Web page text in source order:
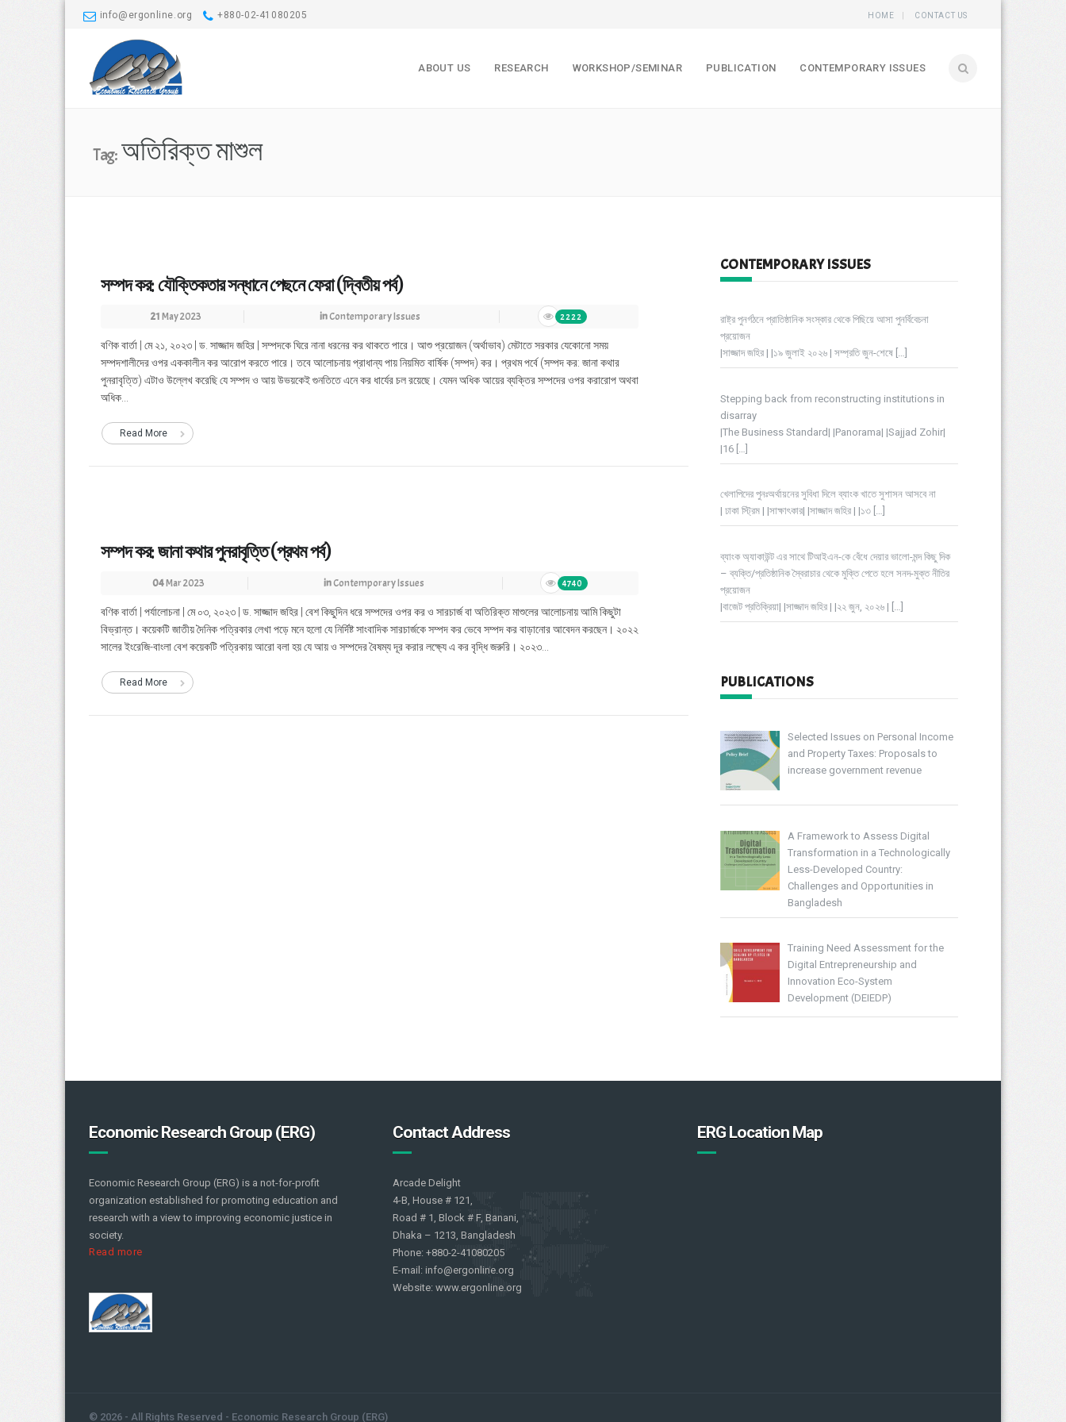
info@ergonline.org +880-02-41080205 HOME CONTACT US
ABOUT US RESEARCH WORKSHOP/SEMINAR PUBLICATION CONTEMPORARY ISSUES
Tag:অতিরিক্ত মাশুল
সম্পদ কর: যৌক্তিকতার সন্ধানে পেছনে ফেরা (দ্বিতীয় পর্ব)
21May 2023 inContemporary Issues 2222
বণিক বার্তা | মে ২১, ২০২৩ | ড. সাজ্জাদ জহির | সম্পদকে ঘিরে নানা ধরনের কর থাকতে পারে। আশু প্রয়োজন (অর্থাভাব) মেটাতে সরকার যেকোনো সময়
সম্পদশালীদের ওপর এককালীন কর আরোপ করতে পারে। তবে আলোচনায় প্রাধান্য পায় নিয়মিত বার্ষিক (সম্পদ) কর। প্রথম পর্বে (সম্পদ কর: জানা কথার
পুনরাবৃত্তি) এটাও উল্লেখ করেছি যে সম্পদ ও আয় উভয়কেই গুনতিতে এনে কর ধার্যের চল রয়েছে। যেমন অধিক আয়ের ব্যক্তির সম্পদের ওপর করারোপ অথবা
অধিক...
Read More
সম্পদ কর: জানা কথার পুনরাবৃত্তি (প্রথম পর্ব)
04Mar 2023 inContemporary Issues 4740
বণিক বার্তা | পর্যালোচনা | মে ০৩, ২০২৩ | ড. সাজ্জাদ জহির | বেশ কিছুদিন ধরে সম্পদের ওপর কর ও সারচার্জ বা অতিরিক্ত মাশুলের আলোচনায় আমি কিছুটা
বিভ্রান্ত। কয়েকটি জাতীয় দৈনিক পত্রিকার লেখা পড়ে মনে হলো যে নির্দিষ্ট সাংবাদিক সারচার্জকে সম্পদ কর ভেবে সম্পদ কর বাড়ানোর আবেদন করছেন। ২০২২
সালের ইংরেজি-বাংলা বেশ কয়েকটি পত্রিকায় আরো বলা হয় যে আয় ও সম্পদের বৈষম্য দূর করার লক্ষ্যে এ কর বৃদ্ধি জরুরি। ২০২৩...
Read More
CONTEMPORARY ISSUES
রাষ্ট্র পুনর্গঠনে প্রাতিষ্ঠানিক সংস্কার থেকে পিছিয়ে আসা পুনর্বিবেচনা
প্রয়োজন
|সাজ্জাদ জহির | |১৯ জুলাই ২০২৬ | সম্প্রতি জুন-শেষে […]
Stepping back from reconstructing institutions in
disarray
|The Business Standard| |Panorama| |Sajjad Zohir|
|16 […]
খেলাপিদের পুনঃঅর্থায়নের সুবিধা দিলে ব্যাংক খাতে সুশাসন আসবে না
| ঢাকা স্ট্রিম | |সাক্ষাৎকার| |সাজ্জাদ জহির | |১৩ […]
ব্যাংক অ্যাকাউন্ট এর সাথে টিআইএন-কে বেঁধে দেয়ার ভালো-মন্দ কিছু দিক
– ব্যক্তি/প্রতিষ্ঠানিক স্বৈরাচার থেকে মুক্তি পেতে হলে সনদ-মুক্ত নীতির
প্রয়োজন
|বাজেট প্রতিক্রিয়া| |সাজ্জাদ জহির | |২২ জুন, ২০২৬ | […]
PUBLICATIONS
Selected Issues on Personal Income
and Property Taxes: Proposals to
increase government revenue
A Framework to Assess Digital
Transformation in a Technologically
Less-Developed Country:
Challenges and Opportunities in
Bangladesh
Training Need Assessment for the
Digital Entrepreneurship and
Innovation Eco-System
Development (DEIEDP)
Economic Research Group (ERG)
Economic Research Group (ERG) is a not-for-profit
organization established for promoting education and
research with a view to improving economic justice in
society.
Read more
Contact Address
Arcade Delight
4-B, House # 121,
Road # 1, Block # F, Banani,
Dhaka – 1213, Bangladesh
Phone: +880-2-41080205
E-mail: info@ergonline.org
Website: www.ergonline.org
ERG Location Map
© 2026 - All Rights Reserved - Economic Research Group (ERG)